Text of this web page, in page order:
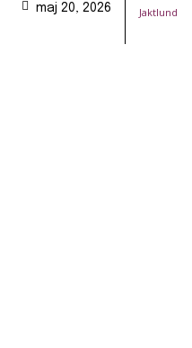
maj 20, 2026